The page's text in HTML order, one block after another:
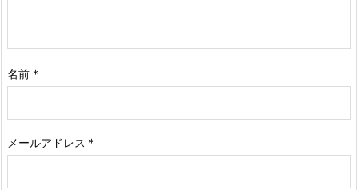
名前 *
メールアドレス *